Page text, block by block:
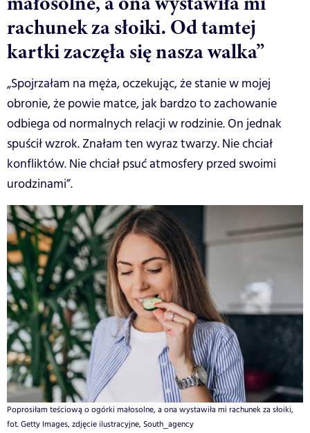
rachunek za słoiki. Od tamtej
kartki zaczęła się nasza walka”
„Spojrzałam na męża, oczekując, że stanie w mojej
obronie, że powie matce, jak bardzo to zachowanie
odbiega od normalnych relacji w rodzinie. On jednak
spuścił wzrok. Znałam ten wyraz twarzy. Nie chciał
konfliktów. Nie chciał psuć atmosfery przed swoimi
urodzinami”.
Poprosiłam teściową o ogórki małosolne, a ona wystawiła mi rachunek za słoiki,
fot. Getty Images, zdjęcie ilustracyjne, South_agency